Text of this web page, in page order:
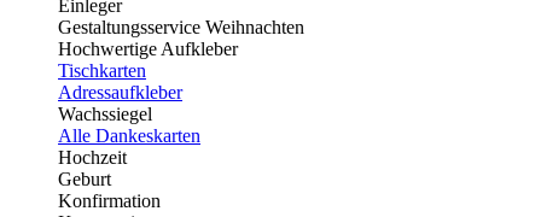
Einleger
Gestaltungsservice Weihnachten
Hochwertige Aufkleber
Tischkarten
Adressaufkleber
Wachssiegel
Alle Dankeskarten
Hochzeit
Geburt
Konfirmation